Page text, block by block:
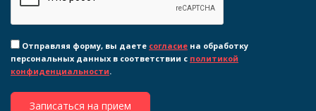
Отправляя форму, вы даете согласие на обработку
персональных данных в соответствии с политикой
конфиденциальности.
Записаться на прием